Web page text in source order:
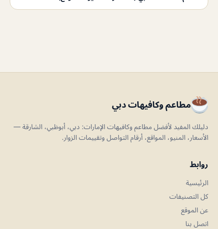
مطاعم وكافيهات دبي
دليلك المفيد لأفضل مطاعم وكافيهات الإمارات: دبي، أبوظبي، الشارقة —
الأسعار، المنيو، المواقع، أرقام التواصل وتقييمات الزوار.
روابط
الرئيسية
كل التصنيفات
عن الموقع
اتصل بنا